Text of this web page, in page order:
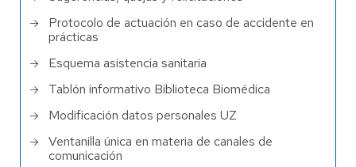
Protocolo de actuación en caso de accidente en
prácticas
Esquema asistencia sanitaria
Tablón informativo Biblioteca Biomédica
Modificación datos personales UZ
Ventanilla única en materia de canales de
comunicación